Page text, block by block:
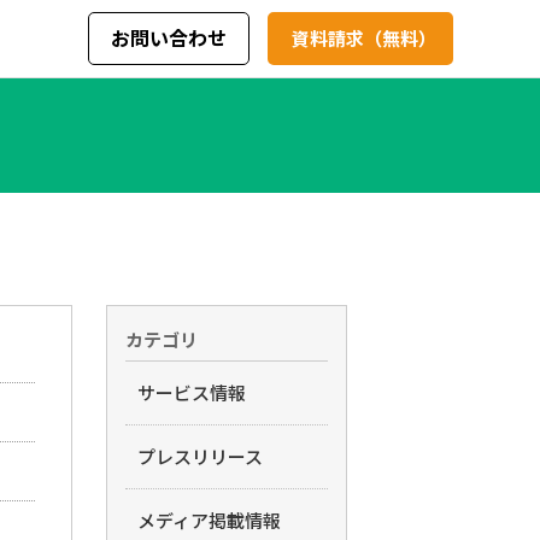
お問い合わせ 資料請求（無料）
カテゴリ
サービス情報
プレスリリース
メディア掲載情報